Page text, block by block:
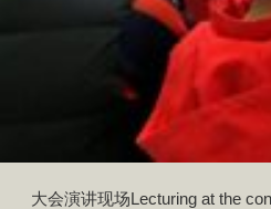
大会演讲现场Lecturing at the